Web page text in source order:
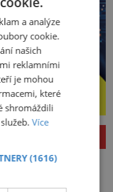
Zuřivého
trpí Robespierre
a analýze
cookie.
našich
reklamními
je mohou
které
shromáždili
Více
(1616)